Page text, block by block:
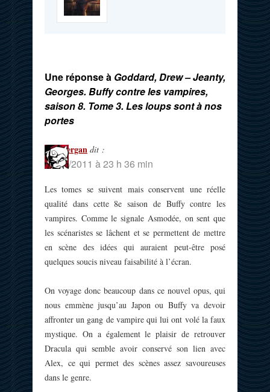
Une réponse à Goddard, Drew – Jeanty,
Georges. Buffy contre les vampires,
saison 8. Tome 3. Les loups sont à nos
portes
Vladkergan dit :
16/01/2011 à 23 h 36 min
Les tomes se suivent mais conservent une réelle
qualité dans cette 8e saison de Buffy contre les
vampires. Comme le signale Asmodée, on sent que
les scénaristes se lâchent et se permettent de mettre
en scène des idées qui auraient peut-être posé
quelques soucis niveau faisabilité à l’écran.
On voyage donc beaucoup dans ce nouvel opus, qui
nous emmène jusqu’au Japon ou Buffy va devoir
affronter un gang de vampire qui lui ont volé la faux
mystique. On a également le plaisir de retrouver
Dracula qui semble avoir conservé son lien avec
Alex, ce qui permet des scènes assez savoureuses
dans le genre.